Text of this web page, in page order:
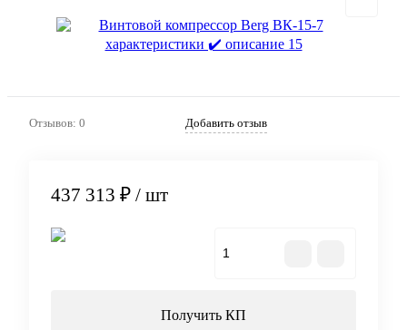
Отзывов: 0 Добавить отзыв
437 313 ₽ / шт
Получить КП